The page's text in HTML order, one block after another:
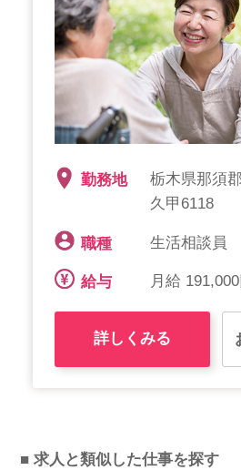
勤務地
栃木県那須
久甲6118
職種 生活相談員
給与 月給
詳しくみる
■ 求人と類似した仕事を探す